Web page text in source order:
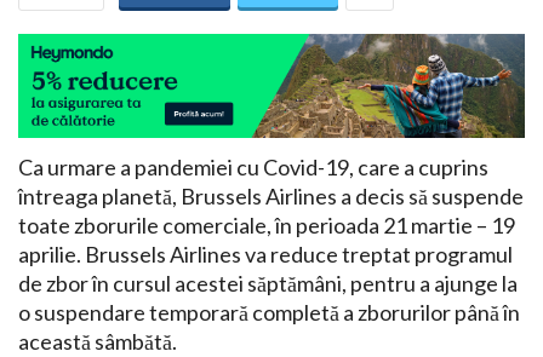
Ca urmare a pandemiei cu Covid-19, care a cuprins
întreaga planetă, Brussels Airlines a decis să suspende
toate zborurile comerciale, în perioada 21 martie – 19
aprilie. Brussels Airlines va reduce treptat programul
de zbor în cursul acestei săptămâni, pentru a ajunge la
o suspendare temporară completă a zborurilor până în
această sâmbătă.